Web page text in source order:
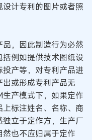
计专利的图片或者照
，因此制造行为必然
例如提供技术图纸设
产等，对专利产品进
或形成专利产品无
产模式下，如果定作
标注姓名、名称、商
立于定作方，生产厂
也不应归属于定作